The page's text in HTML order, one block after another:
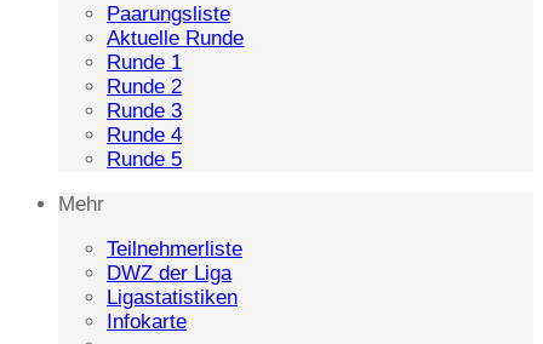
Paarungsliste
Aktuelle Runde
Runde 1
Runde 2
Runde 3
Runde 4
Runde 5
Mehr
Teilnehmerliste
DWZ der Liga
Ligastatistiken
Infokarte